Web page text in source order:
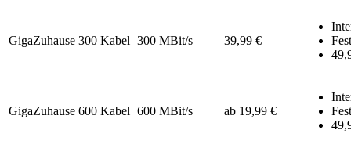
GigaZuhause 300 Kabel 300 MBit/s 39,99 €
GigaZuhause 600 Kabel 600 MBit/s ab 19,99 €